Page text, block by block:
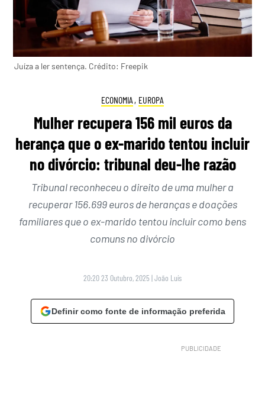
Juíza a ler sentença. Crédito: Freepik
ECONOMIA , EUROPA
Mulher recupera 156 mil euros da
herança que o ex-marido tentou incluir
no divórcio: tribunal deu-lhe razão
Tribunal reconheceu o direito de uma mulher a
recuperar 156.699 euros de heranças e doações
familiares que o ex-marido tentou incluir como bens
comuns no divórcio
20:20 23 Outubro, 2025 |João Luís
Definir como fonte de informação preferida